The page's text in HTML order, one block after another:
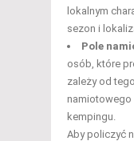
lokalnym
sezon i
Pole
osób, które
zależy od
namiotowego
kempingu.
Aby policzyć